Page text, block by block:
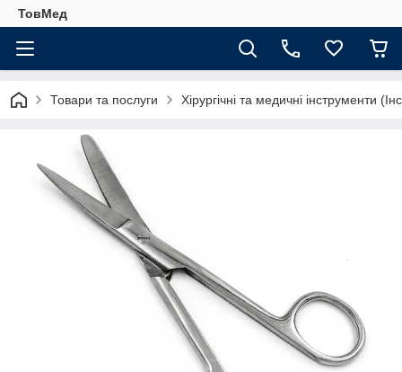
ТовМед
Товари та послуги Хірургічні та медичні інструменти